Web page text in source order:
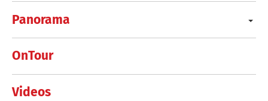
Panorama
OnTour
Videos